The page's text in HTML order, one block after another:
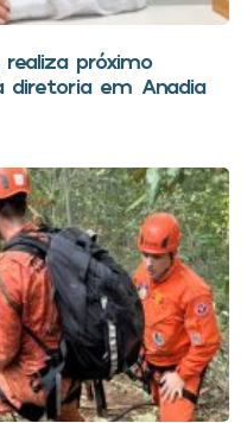
próximo
diretoria em Anadia